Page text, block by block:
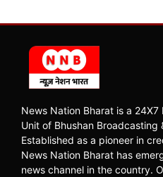
News Nation Bharat is a
Unit of Bhushan Broadcasting
Established as a pioneer in
News Nation Bharat has
news channel in the country.